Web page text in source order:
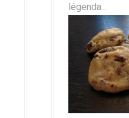
légenda...